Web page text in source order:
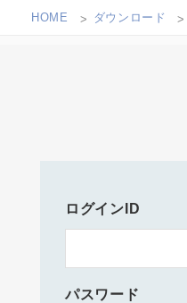
HOME ダウンロード
ログインID
パスワード